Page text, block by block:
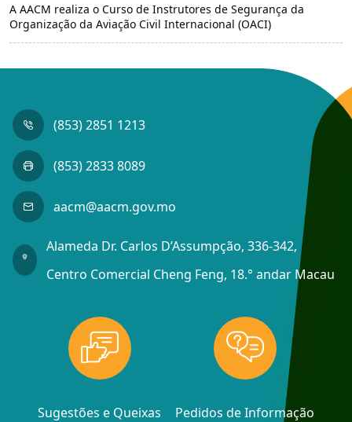
A AACM realiza o Curso de Instrutores de Segurança da
Organização da Aviação Civil Internacional (OACI)
(853) 2851 1213
(853) 2833 8089
aacm@aacm.gov.mo
Alameda Dr. Carlos D’Assumpção, 336-342,
Centro Comercial Cheng Feng, 18.° andar Macau
Sugestões e Queixas Pedidos de Informação